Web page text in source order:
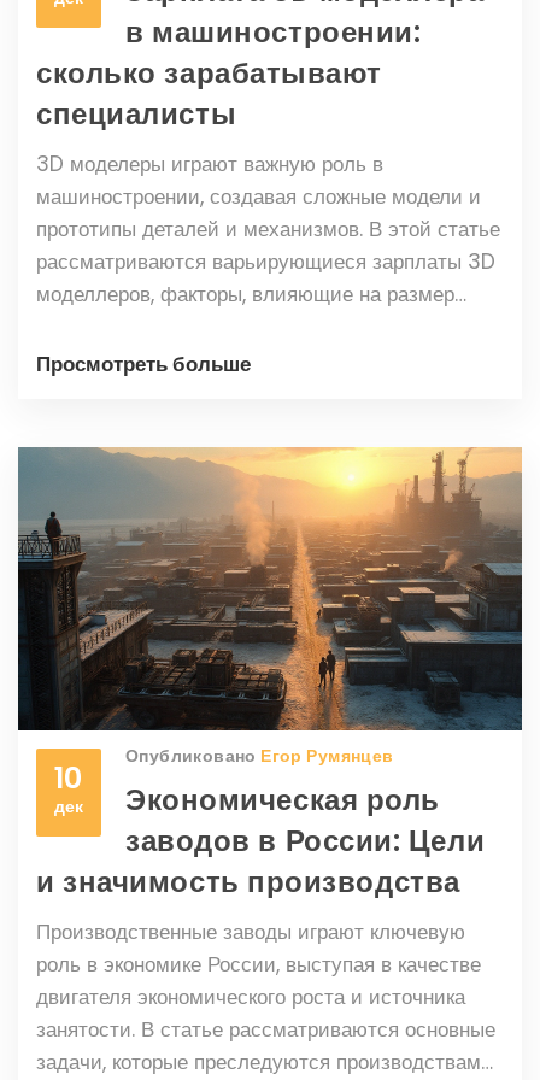
в машиностроении:
сколько зарабатывают
специалисты
3D моделеры играют важную роль в
машиностроении, создавая сложные модели и
прототипы деталей и механизмов. В этой статье
рассматриваются варьирующиеся зарплаты 3D
моделлеров, факторы, влияющие на размер
заработка. Также предоставлена информация о
приносит полезные советы для тех, кто хочет
развивать карьеру в машиностроении.
Просмотреть больше
10
дек
Опубликовано Егор Румянцев
Экономическая роль
заводов в России: Цели
и значимость производства
Производственные заводы играют ключевую
роль в экономике России, выступая в качестве
двигателя экономического роста и источника
занятости. В статье рассматриваются основные
задачи, которые преследуются производствами,